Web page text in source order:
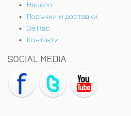
Начало
Поръчки и доставки.
За Нас
Контакти
SOCIAL MEDIA